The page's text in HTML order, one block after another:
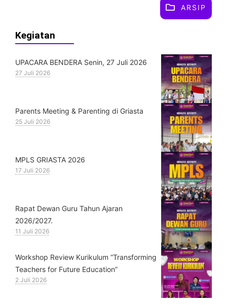
ARSIP
Kegiatan
UPACARA BENDERA Senin, 27 Juli 2026
27 Juli 2026
Parents Meeting & Parenting di Griasta
25 Juli 2026
MPLS GRIASTA 2026
17 Juli 2026
Rapat Dewan Guru Tahun Ajaran
2026/2027.
11 Juli 2026
Workshop Review Kurikulum “Transforming
Teachers for Future Education”
2 Juli 2026